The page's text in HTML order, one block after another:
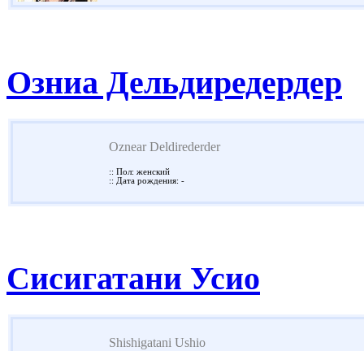
Озниа Дельдиредердер
Oznear Deldirederder
:: Пол: женский
:: Дата рождения: -
Сисигатани Усио
Shishigatani Ushio